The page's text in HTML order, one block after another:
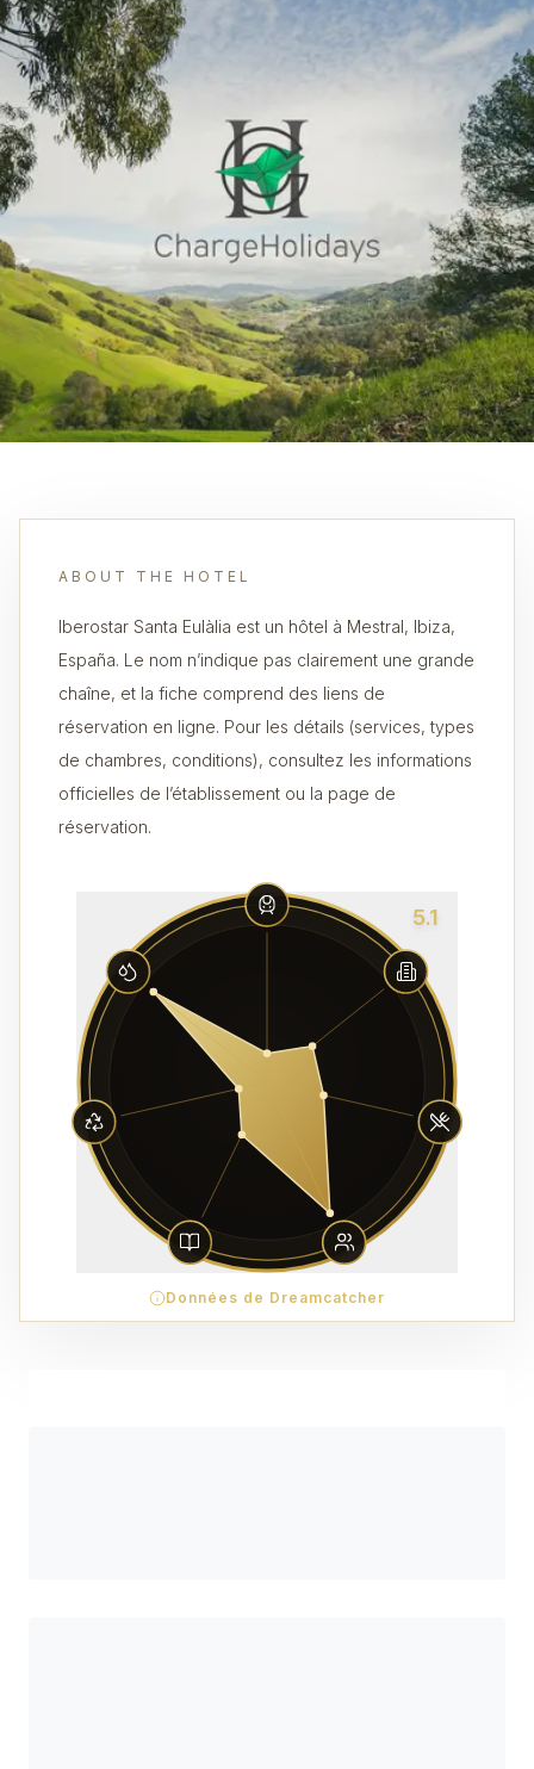
ABOUT THE HOTEL
Iberostar Santa Eulàlia est un hôtel à Mestral, Ibiza,
España. Le nom n’indique pas clairement une grande
chaîne, et la fiche comprend des liens de
réservation en ligne. Pour les détails (services, types
de chambres, conditions), consultez les informations
officielles de l’établissement ou la page de
réservation.
5.1
Données de Dreamcatcher